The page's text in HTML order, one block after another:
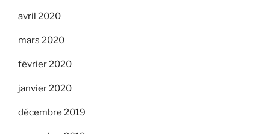
avril 2020
mars 2020
février 2020
janvier 2020
décembre 2019